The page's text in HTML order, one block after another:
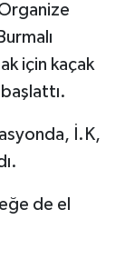
için kaçak
başlattı.
İ.K,
de el